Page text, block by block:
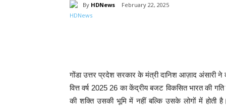
By HDNews February 22, 2025
गोंडा उत्तर प्रदेश सरकार के मंत्री दानिश आज़ाद अंसारी
वित्त वर्ष 2025 26 का केंद्रीय बजट विकसित भारत की
की शक्ति उसकी भूमि में नहीं बल्कि उसके लोगों में होती